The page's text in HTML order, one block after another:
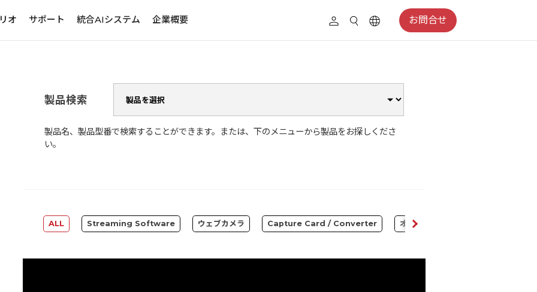
オ サポート 統合AIシステム 企業概要 お問合せ
製品検索
製品名、製品型番で検索することができます。または、下のメニューから製品をお探しくださ
い。
ALL Streaming Software ウェブカメラ Capture Card / Converter オーディオ